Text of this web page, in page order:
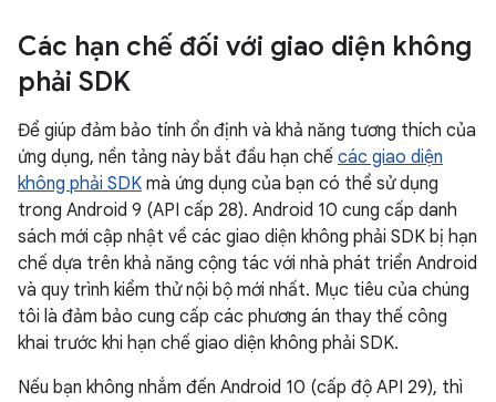
Các hạn chế đối với giao diện không
phải SDK
Để giúp đảm bảo tính ổn định và khả năng tương thích của
ứng dụng, nền tảng này bắt đầu hạn chế các giao diện
không phải SDK mà ứng dụng của bạn có thể sử dụng
trong Android 9 (API cấp 28). Android 10 cung cấp danh
sách mới cập nhật về các giao diện không phải SDK bị hạn
chế dựa trên khả năng cộng tác với nhà phát triển Android
và quy trình kiểm thử nội bộ mới nhất. Mục tiêu của chúng
tôi là đảm bảo cung cấp các phương án thay thế công
khai trước khi hạn chế giao diện không phải SDK.
Nếu bạn không nhắm đến Android 10 (cấp độ API 29), thì